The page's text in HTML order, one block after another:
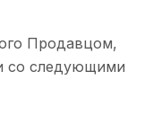
Продавцом,
со следующими